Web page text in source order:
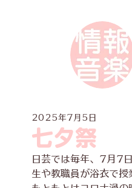
七夕祭
2025年7月5日
日芸では毎年、7月7
生や教職員が浴衣で授